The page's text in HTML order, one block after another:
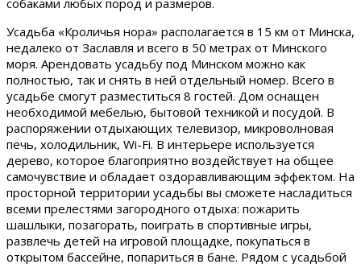
собаками любых пород и размеров.
Усадьба «Кроличья нора» располагается в 15 км от Минска,
недалеко от Заславля и всего в 50 метрах от Минского
моря. Арендовать усадьбу под Минском можно как
полностью, так и снять в ней отдельный номер. Всего в
усадьбе смогут разместиться 8 гостей. Дом оснащен
необходимой мебелью, бытовой техникой и посудой. В
распоряжении отдыхающих телевизор, микроволновая
печь, холодильник, Wi-Fi. В интерьере используется
дерево, которое благоприятно воздействует на общее
самочувствие и обладает оздоравливающим эффектом. На
просторной территории усадьбы вы сможете насладиться
всеми прелестями загородного отдыха: пожарить
шашлыки, позагорать, поиграть в спортивные игры,
развлечь детей на игровой площадке, покупаться в
открытом бассейне, попариться в бане. Рядом с усадьбой